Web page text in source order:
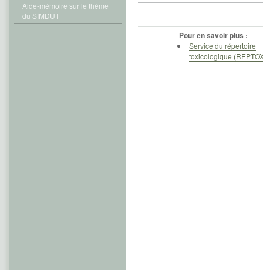
Aide-mémoire sur le thème
du SIMDUT
Pour en savoir plus :
Service du répertoire
toxicologique